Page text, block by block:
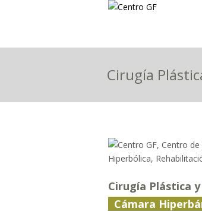
Cirugía
Cirugía Plástica
Cámara